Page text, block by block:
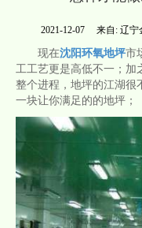
2021-12-07 来自: 辽宁
现在沈阳环氧地坪市
工工艺更是高低不一；加
整个进程，地坪的江湖很
一块让你满足的的地坪；